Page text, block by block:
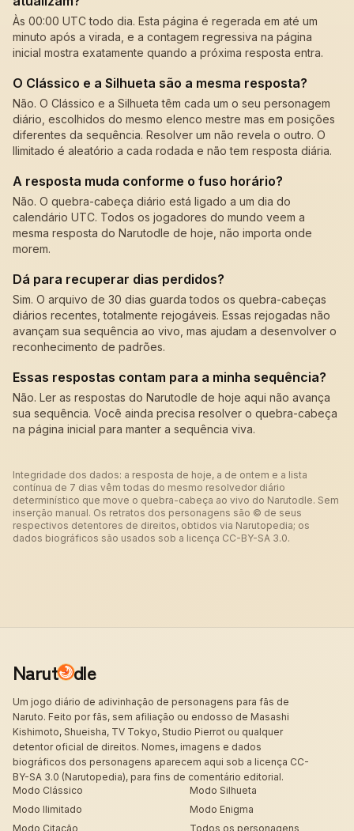
Às 00:00 UTC todo dia. Esta página é regerada em até um
minuto após a virada, e a contagem regressiva na página
inicial mostra exatamente quando a próxima resposta entra.
O Clássico e a Silhueta são a mesma resposta?
Não. O Clássico e a Silhueta têm cada um o seu personagem
diário, escolhidos do mesmo elenco mestre mas em posições
diferentes da sequência. Resolver um não revela o outro. O
Ilimitado é aleatório a cada rodada e não tem resposta diária.
A resposta muda conforme o fuso horário?
Não. O quebra-cabeça diário está ligado a um dia do
calendário UTC. Todos os jogadores do mundo veem a
mesma resposta do Narutodle de hoje, não importa onde
morem.
Dá para recuperar dias perdidos?
Sim. O arquivo de 30 dias guarda todos os quebra-cabeças
diários recentes, totalmente rejogáveis. Essas rejogadas não
avançam sua sequência ao vivo, mas ajudam a desenvolver o
reconhecimento de padrões.
Essas respostas contam para a minha sequência?
Não. Ler as respostas do Narutodle de hoje aqui não avança
sua sequência. Você ainda precisa resolver o quebra-cabeça
na página inicial para manter a sequência viva.
Integridade dos dados: a resposta de hoje, a de ontem e a lista
contínua de 7 dias vêm todas do mesmo resolvedor diário
determinístico que move o quebra-cabeça ao vivo do Narutodle. Sem
inserção manual. Os retratos dos personagens são © de seus
respectivos detentores de direitos, obtidos via Narutopedia; os
dados biográficos são usados sob a licença CC-BY-SA 3.0.
Narut dle
Um jogo diário de adivinhação de personagens para fãs de
Naruto. Feito por fãs, sem afiliação ou endosso de Masashi
Kishimoto, Shueisha, TV Tokyo, Studio Pierrot ou qualquer
detentor oficial de direitos. Nomes, imagens e dados
biográficos dos personagens aparecem aqui sob a licença CC-
BY-SA 3.0 (Narutopedia), para fins de comentário editorial.
Modo Clássico
Modo Silhueta
Modo Ilimitado
Modo Enigma
Modo Citação
Todos os personagens